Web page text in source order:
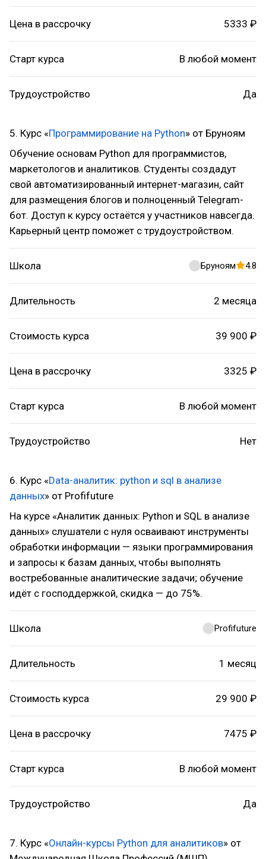
Цена в рассрочку 5333 ₽
Старт курса В любой момент
Трудоустройство Да
5. Курс «Программирование на Python» от Бруноям
Обучение основам Python для программистов,
маркетологов и аналитиков. Студенты создадут
свой автоматизированный интернет-магазин, сайт
для размещения блогов и полноценный Telegram-
бот. Доступ к курсу остаётся у участников навсегда.
Карьерный центр поможет с трудоустройством.
Школа Бруноям 4.8
Длительность 2 месяца
Стоимость курса 39 900 ₽
Цена в рассрочку 3325 ₽
Старт курса В любой момент
Трудоустройство Нет
6. Курс «Data-аналитик: python и sql в анализе
данных» от Profifuture
На курсе «Аналитик данных: Python и SQL в анализе
данных» слушатели с нуля осваивают инструменты
обработки информации — языки программирования
и запросы к базам данных, чтобы выполнять
востребованные аналитические задачи; обучение
идёт с господдержкой, скидка — до 75%.
Школа Profifuture
Длительность 1 месяц
Стоимость курса 29 900 ₽
Цена в рассрочку 7475 ₽
Старт курса В любой момент
Трудоустройство Да
7. Курс «Онлайн-курсы Python для аналитиков» от